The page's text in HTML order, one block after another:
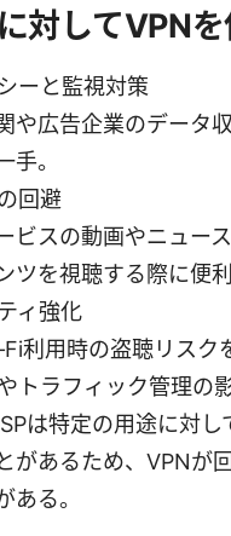
対してVPN
ーと監視対策
や広告企業のデータ
手。
回避
ビスの動画やニュー
ツを視聴する際に便利
ィ強化
利用時の盗聴リスク
トラフィック管理の
は特定の用途に対し
があるため、VPNが
ある。